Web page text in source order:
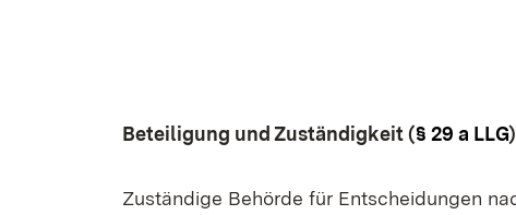
Beteiligung und Zuständigkeit (§ 29 a LLG)
Zuständige Behörde für Entscheidungen